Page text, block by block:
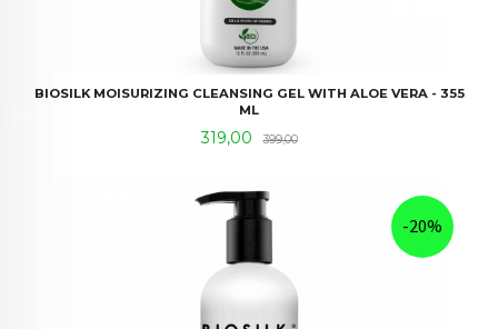
BIOSILK MOISURIZING CLEANSING GEL WITH ALOE VERA - 355
ML
Tilbud
319,00 399,00Rabatt
-20%